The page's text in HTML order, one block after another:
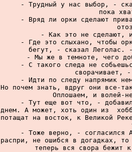
- Трудный у нас выбор, -
пока
- Вряд ли орки сделают
- Как это не сделают,
- Где это слыхано, чтобы
бегут, - сказал Леголас.
- Мы же в темноте, чего
- С такого следа не
сворачивает,
- Идти по следу напрямик
Но почем знать, вдруг они все-
Оплошаем, и волей-
- Тут еще вот что, -
днем. А может, хоть один из
потащат на восток, к Великой
- Тоже верно, - согласился
распри, не ошибся в догадках,
теперь вся свора бежит